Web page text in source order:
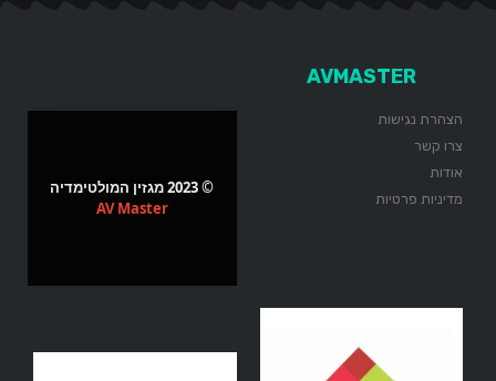
AVMASTER
הצהרת נגישות
צרו קשר
אודות
מדיניות פרטיות
© 2023 מגזין המולטימדיה
AV Master